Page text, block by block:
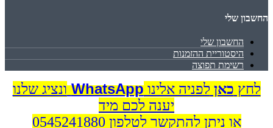
החשבון שלי
החשבון שלי
היסטוריית ההזמנות
רשימת תפוצה
לחץ כאן לפניה אלינוWhatsApp ונציג שלנו
יענה לכם מיד
או ניתן להתקשר לטלפון 0545241880